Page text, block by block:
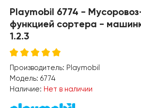
Playmobil 6774 -
функцией сортера -
1.2.3
Производитель: Playmobil
Модель: 6774
Наличие: Нет в наличии